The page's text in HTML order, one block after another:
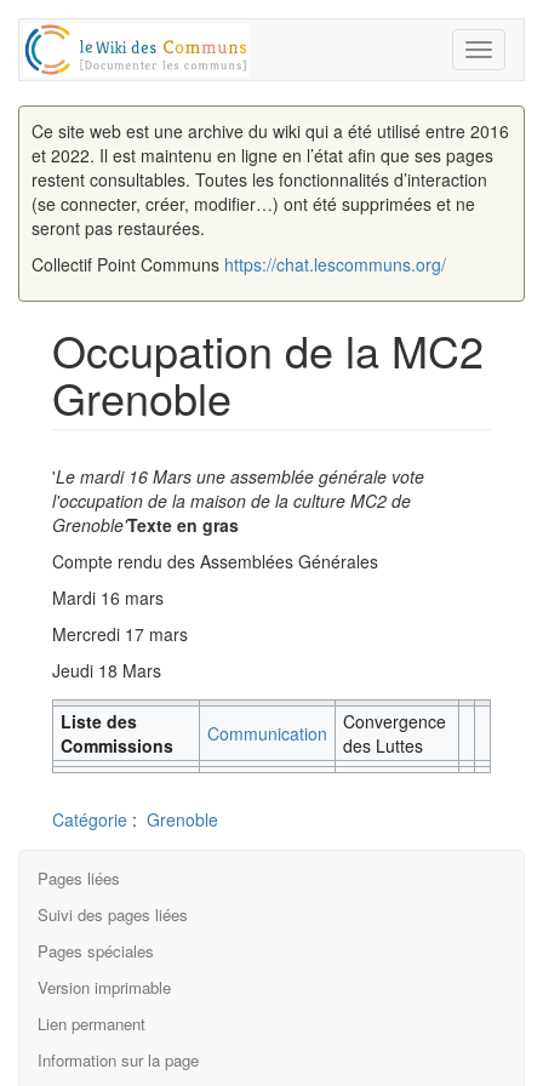
Toggle
Ce site web est une archive du wiki qui a été utilisé entre 2016
et 2022. Il est maintenu en ligne en l’état afin que ses pages
restent consultables. Toutes les fonctionnalités d’interaction
(se connecter, créer, modifier…) ont été supprimées et ne
seront pas restaurées.
Collectif Point Communs https://chat.lescommuns.org/
Occupation de la MC2
Grenoble
'Le mardi 16 Mars une assemblée générale vote
l'occupation de la maison de la culture MC2 de
Grenoble'Texte en gras
Compte rendu des Assemblées Générales
Mardi 16 mars
Mercredi 17 mars
Jeudi 18 Mars
Liste des
Commissions
Communication
Convergence
des Luttes
Catégorie : Grenoble
Pages liées
Suivi des pages liées
Pages spéciales
Version imprimable
Lien permanent
Information sur la page